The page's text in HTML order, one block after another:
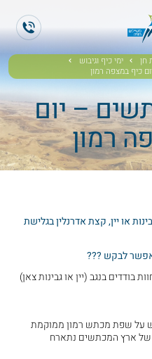
חן
ימי כיף וגיבוש
כיף במצפה רמון
– יום
רמון
או יין, קצת אדרנלין בגלישת
אפשר לבקש ???
960 מטר ממש על שפת מכתש רמון ממוקמת
של ארץ המכתשים נתארח
שלנו